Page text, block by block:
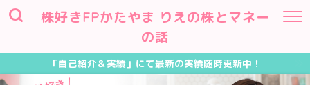
株好きFPかたやま りえの株とマネー
の話
「自己紹介＆実績」にて最新の実績随時更新中！